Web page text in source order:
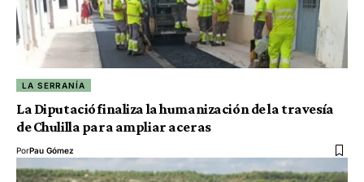
LA SERRANÍA
La Diputació finaliza la humanización de la travesía
de Chulilla para ampliar aceras
PorPau Gómez